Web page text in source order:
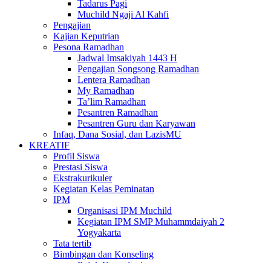
Tadarus Pagi
Muchild Ngaji Al Kahfi
Pengajian
Kajian Keputrian
Pesona Ramadhan
Jadwal Imsakiyah 1443 H
Pengajian Songsong Ramadhan
Lentera Ramadhan
My Ramadhan
Ta’lim Ramadhan
Pesantren Ramadhan
Pesantren Guru dan Karyawan
Infaq, Dana Sosial, dan LazisMU
KREATIF
Profil Siswa
Prestasi Siswa
Ekstrakurikuler
Kegiatan Kelas Peminatan
IPM
Organisasi IPM Muchild
Kegiatan IPM SMP Muhammdaiyah 2
Yogyakarta
Tata tertib
Bimbingan dan Konseling